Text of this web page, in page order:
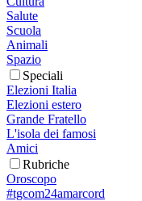
Salute
Scuola
Animali
Spazio
Speciali
Elezioni Italia
Elezioni estero
Grande Fratello
L'isola dei famosi
Amici
Rubriche
Oroscopo
#tgcom24amarcord